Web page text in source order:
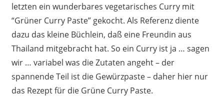
letzten ein wunderbares vegetarisches Curry mit
“Grüner Curry Paste” gekocht. Als Referenz diente
dazu das kleine Büchlein, daß eine Freundin aus
Thailand mitgebracht hat. So ein Curry ist ja … sagen
wir … variabel was die Zutaten angeht – der
spannende Teil ist die Gewürzpaste – daher hier nur
das Rezept für die Grüne Curry Paste.